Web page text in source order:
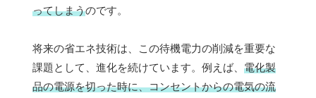
ってしまうのです。
将来の省エネ技術は、この待機電力の削減を重要な
課題として、進化を続けています。例えば、 電化製
品の電源を切った時に、コンセントからの電気の流